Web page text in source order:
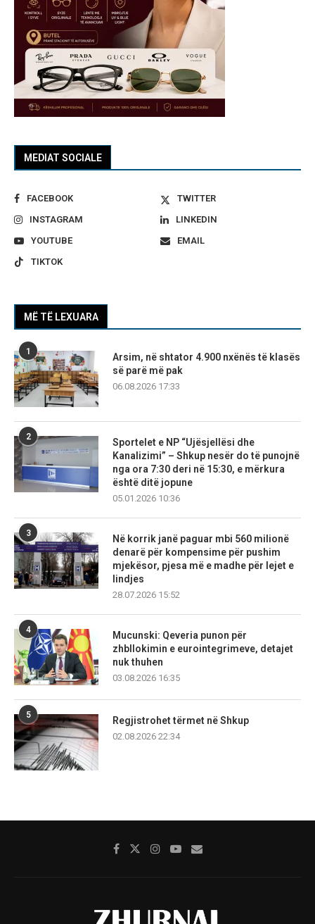
MEDIAT SOCIALE
FACEBOOK
TWITTER
INSTAGRAM
LINKEDIN
YOUTUBE
EMAIL
TIKTOK
MË TË LEXUARA
1
Arsim, në shtator 4.900 nxënës të klasës
së parë më pak
06.08.2026 17:33
2
Sportelet e NP “Ujësjellësi dhe
Kanalizimi” – Shkup nesër do të punojnë
nga ora 7:30 deri në 15:30, e mërkura
është ditë jopune
05.01.2026 10:36
3
Në korrik janë paguar mbi 560 milionë
denarë për kompensime për pushim
mjekësor, pjesa më e madhe për lejet e
lindjes
28.07.2026 15:52
4
Mucunski: Qeveria punon për
zhbllokimin e eurointegrimeve, detajet
nuk thuhen
03.08.2026 16:35
5
Regjistrohet tërmet në Shkup
02.08.2026 22:34